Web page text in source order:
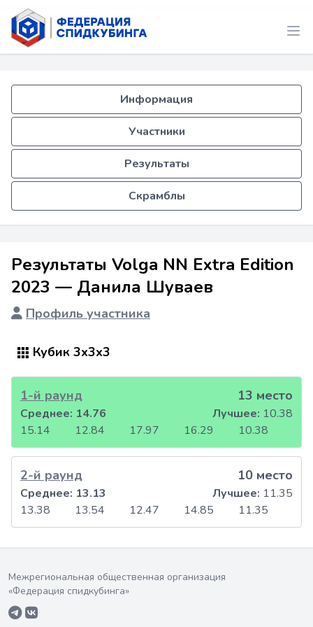
Информация
Участники
Результаты
Скрамблы
Результаты Volga NN Extra Edition
2023 — Данила Шуваев
Профиль участника
Кубик 3x3x3
1-й раунд 13 место
15.14 12.84 17.97 16.29 10.38
Среднее: 14.76 Лучшее: 10.38
2-й раунд 10 место
13.38 13.54 12.47 14.85 11.35
Среднее: 13.13 Лучшее: 11.35
Межрегиональная общественная организация
«Федерация спидкубинга»